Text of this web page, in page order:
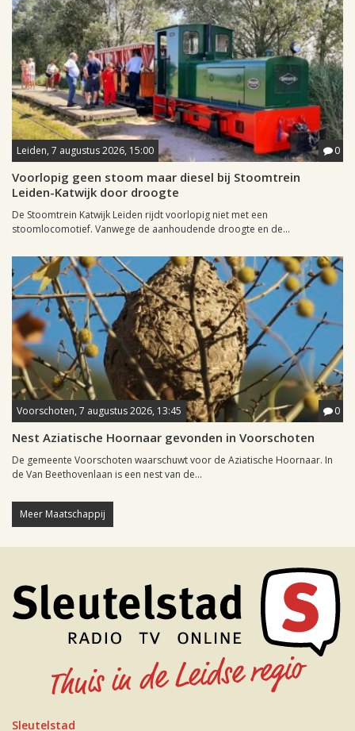
Leiden, 7 augustus 2026, 15:00 0
Voorlopig geen stoom maar diesel bij Stoomtrein
Leiden-Katwijk door droogte
De Stoomtrein Katwijk Leiden rijdt voorlopig niet met een
stoomlocomotief. Vanwege de aanhoudende droogte en de...
Voorschoten, 7 augustus 2026, 13:45 0
Nest Aziatische Hoornaar gevonden in Voorschoten
De gemeente Voorschoten waarschuwt voor de Aziatische Hoornaar. In
de Van Beethovenlaan is een nest van de...
Meer Maatschappij
Sleutelstad